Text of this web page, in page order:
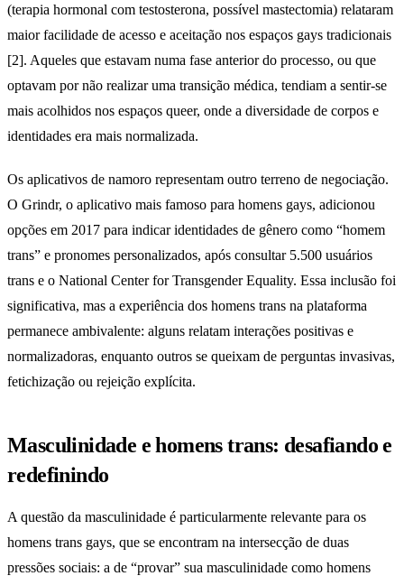
(terapia hormonal com testosterona, possível mastectomia) relataram
maior facilidade de acesso e aceitação nos espaços gays tradicionais
[2]. Aqueles que estavam numa fase anterior do processo, ou que
optavam por não realizar uma transição médica, tendiam a sentir-se
mais acolhidos nos espaços queer, onde a diversidade de corpos e
identidades era mais normalizada.
Os aplicativos de namoro representam outro terreno de negociação.
O Grindr, o aplicativo mais famoso para homens gays, adicionou
opções em 2017 para indicar identidades de gênero como “homem
trans” e pronomes personalizados, após consultar 5.500 usuários
trans e o National Center for Transgender Equality. Essa inclusão foi
significativa, mas a experiência dos homens trans na plataforma
permanece ambivalente: alguns relatam interações positivas e
normalizadoras, enquanto outros se queixam de perguntas invasivas,
fetichização ou rejeição explícita.
Masculinidade e homens trans: desafiando e
redefinindo
A questão da masculinidade é particularmente relevante para os
homens trans gays, que se encontram na intersecção de duas
pressões sociais: a de “provar” sua masculinidade como homens